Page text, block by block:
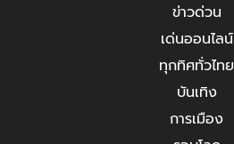
ข่าวด่วน
เด่นออนไลน์
ทุกทิศทั่วไทย
บันเทิง
การเมือง